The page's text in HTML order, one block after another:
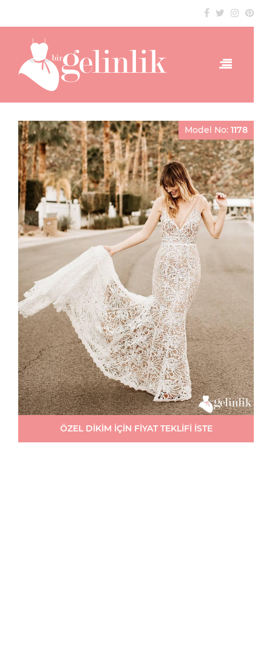
Model No: 1178
ÖZEL DİKİM İÇİN FİYAT TEKLİFİ İSTE